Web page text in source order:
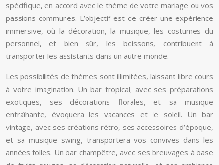
spécifique, en accord avec le thème de votre mariage ou vos
passions communes. L’objectif est de créer une expérience
immersive, où la décoration, la musique, les costumes du
personnel, et bien sûr, les boissons, contribuent à
transporter les assistants dans un autre monde.
Les possibilités de thèmes sont illimitées, laissant libre cours
à votre imagination. Un bar tropical, avec ses préparations
exotiques, ses décorations florales, et sa musique
entraînante, évoquera les vacances et le soleil. Un bar
vintage, avec ses créations rétro, ses accessoires d’époque,
et sa musique swing, transportera vos convives dans les
années folles. Un bar champêtre, avec ses breuvages à base